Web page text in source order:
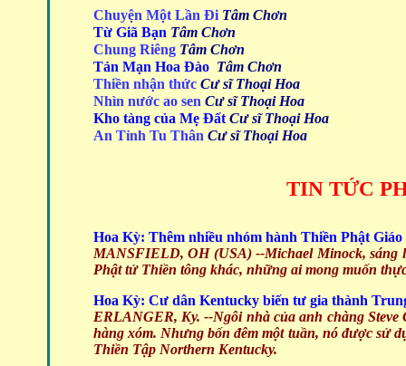
Chuyện Một Lần Đi Tâm Chơn
Từ Giã Bạn Tâm Chơn
Chung Riêng Tâm Chơn
Tản Mạn Hoa Đào Tâm Chơn
Thiền nhận thứcCư sĩ Thoại Hoa
Nhìn nước ao sen Cư sĩ Thoại Hoa
Kho tàng của Mẹ Đất Cư sĩ Thoại Hoa
An Tỉnh Tu Thân Cư sĩ Thoại Hoa
TIN TỨC
Hoa Kỳ: Thêm nhiều nhóm hành Thiền Phật Giáo
MANSFIELD, OH (USA)--Michael Minock, sáng
Phật tử Thiền tông khác, những ai mong muốn
Hoa Kỳ: Cư dân Kentucky biến tư gia thành
ERLANGER, Ky. --Ngôi nhà của anh chàng
hàng xóm. Nhưng bốn đêm một tuần, nó được sử
Thiền Tập Northern Kentucky.